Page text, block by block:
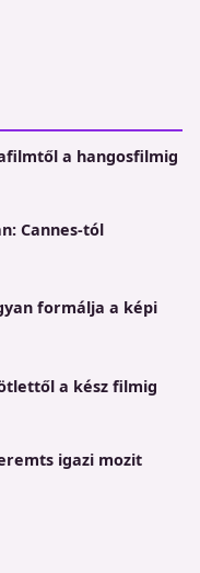
a hangosfilmig
Cannes-tól
formálja a képi
a kész filmig
igazi mozit